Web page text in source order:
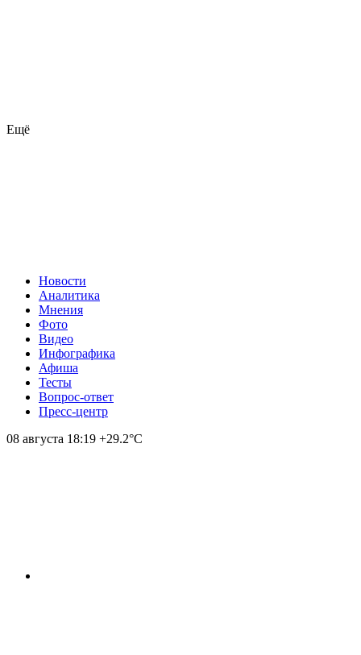
Ещё
Новости
Аналитика
Мнения
Фото
Видео
Инфографика
Афиша
Тесты
Вопрос-ответ
Пресс-центр
08 августа 18:19 +29.2°С